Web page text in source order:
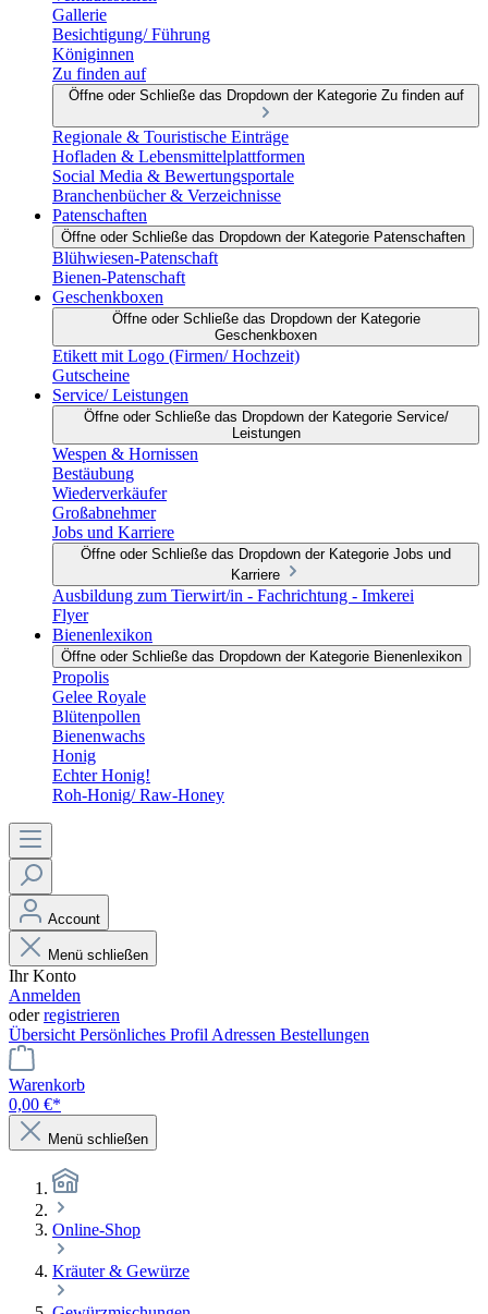
Gallerie
Besichtigung/ Führung
Königinnen
Zu finden auf
Öffne oder Schließe das Dropdown der Kategorie Zu finden auf
Regionale & Touristische Einträge
Hofladen & Lebensmittelplattformen
Social Media & Bewertungsportale
Branchenbücher & Verzeichnisse
Patenschaften
Öffne oder Schließe das Dropdown der Kategorie Patenschaften
Blühwiesen-Patenschaft
Bienen-Patenschaft
Geschenkboxen
Öffne oder Schließe das Dropdown der Kategorie
Geschenkboxen
Etikett mit Logo (Firmen/ Hochzeit)
Gutscheine
Service/ Leistungen
Öffne oder Schließe das Dropdown der Kategorie Service/
Leistungen
Wespen & Hornissen
Bestäubung
Wiederverkäufer
Großabnehmer
Jobs und Karriere
Öffne oder Schließe das Dropdown der Kategorie Jobs und
Karriere
Ausbildung zum Tierwirt/in - Fachrichtung - Imkerei
Flyer
Bienenlexikon
Öffne oder Schließe das Dropdown der Kategorie Bienenlexikon
Propolis
Gelee Royale
Blütenpollen
Bienenwachs
Honig
Echter Honig!
Roh-Honig/ Raw-Honey
Account
Menü schließen
Ihr Konto
Anmelden
oderregistrieren
Übersicht Persönliches Profil Adressen Bestellungen
Warenkorb
0,00 €*
Menü schließen
Online-Shop
Kräuter & Gewürze